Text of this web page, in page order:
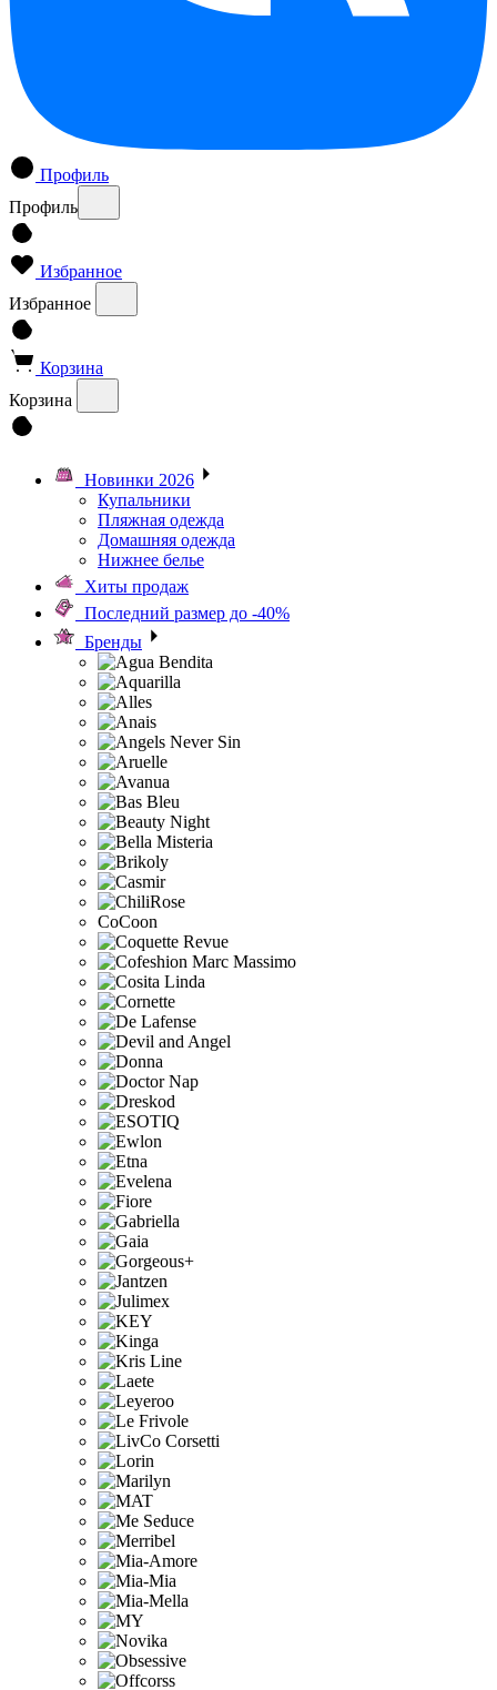
Профиль
Профиль
Избранное
Избранное
Корзина
Корзина
Новинки 2026
Купальники
Пляжная одежда
Домашняя одежда
Нижнее белье
Хиты продаж
Последний размер до -40%
Бренды
CoCoon